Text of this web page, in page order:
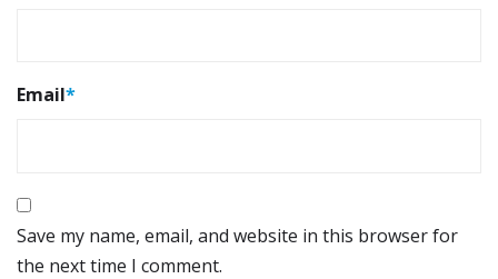
Email*
Save my name, email, and website in this browser for
the next time I comment.